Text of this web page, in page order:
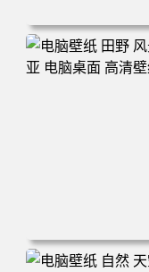
电脑壁纸 风景 村庄
面 高清壁纸 壁纸下
电脑壁纸 田野 风景